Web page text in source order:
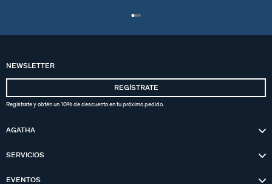
NEWSLETTER
REGÍSTRATE
Regístrate y obtén un 10% de descuento en tu próximo pedido.
AGATHA
SERVICIOS
EVENTOS